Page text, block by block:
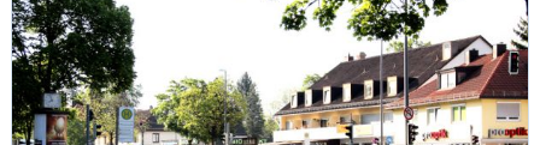
Landstraße